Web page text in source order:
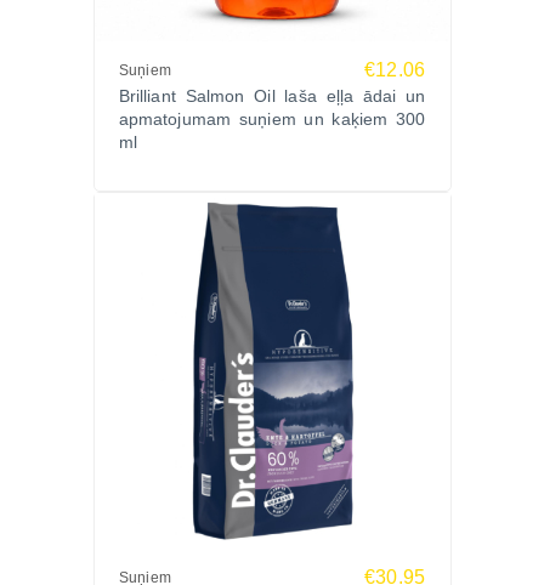
Suņiem €12.06
Brilliant Salmon Oil laša eļļa ādai un
apmatojumam suņiem un kaķiem 300
ml
Suņiem €30.95